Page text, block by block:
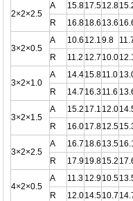
2×2×2.5
A 15.817.512.8
R
16.818.6 13.6
3×2×0.5
A 10.6 12.19.8
R
11.2 12.7 10.0
3×2×1.0
A 14.415.811.0
R
14.7 16.311.6
3×2×1.5
A 15.2 17.1 12.0
R
16.017.812.5
3×2×2.5
A 16.7 18.6 13.5
R
17.919.815.2
4×2×0.5
A 11.3 12.910.5
R
12.014.510.7